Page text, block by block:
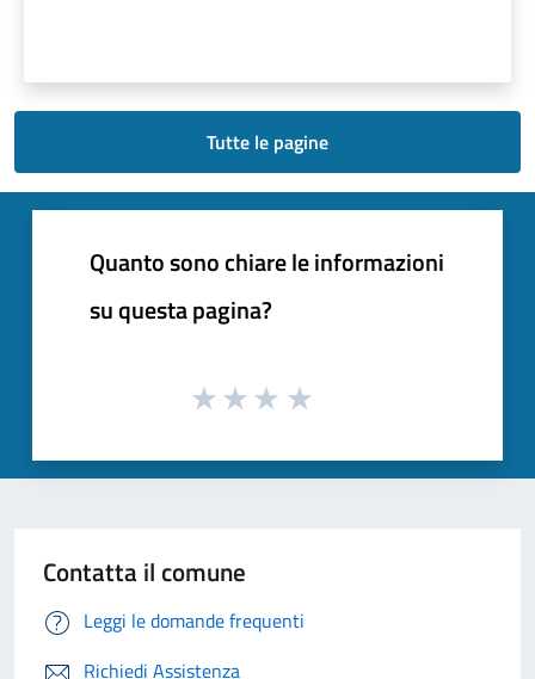
Tutte le pagine
Quanto sono chiare le informazioni
su questa pagina?
Contatta il comune
Leggi le domande frequenti
Richiedi Assistenza